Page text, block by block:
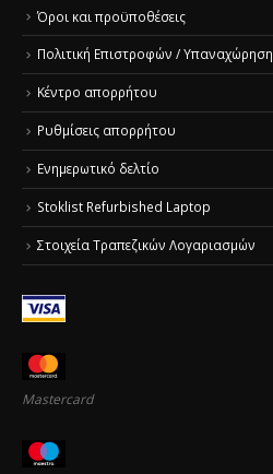
Όροι και προϋποθέσεις
Πολιτική Επιστροφών / Υπαναχώρηση
Κέντρο απορρήτου
Ρυθμίσεις απορρήτου
Ενημερωτικό δελτίο
Stoklist Refurbished Laptop
Στοιχεία Τραπεζικών Λογαριασμών
Mastercard